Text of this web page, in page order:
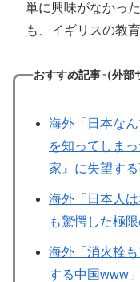
単に興味がなかっ
も、イギリスの教
おすすめ記事（外部
海外「日本な
を知ってしま
家』に失望す
海外「日本人
も驚愕した極
海外「消火栓
する中国www」